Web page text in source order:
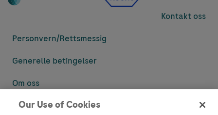
Kontakt oss
Personvern/Rettsmessig
Generelle betingelser
Om oss
Denne nettsiden inneholder informasjon som er målsatt til en stor
Our Use of Cookies